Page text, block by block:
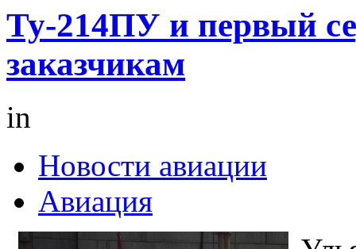
Ту-214ПУ и первый
заказчикам
in
Новости авиации
Авиация